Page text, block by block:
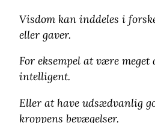
Visdom kan inddeles i
eller gaver.
For eksempel at være meget
intelligent.
Eller at have udsædvanlig
kroppens bevægelser.